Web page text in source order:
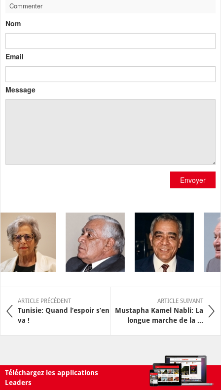
Commenter
Nom
Email
Message
Envoyer
ARTICLE PRÉCÉDENT
Tunisie: Quand l’espoir s’en
va !
ARTICLE SUIVANT
Mustapha Kamel Nabli: La
longue marche de la ...
Téléchargez les applications
Leaders